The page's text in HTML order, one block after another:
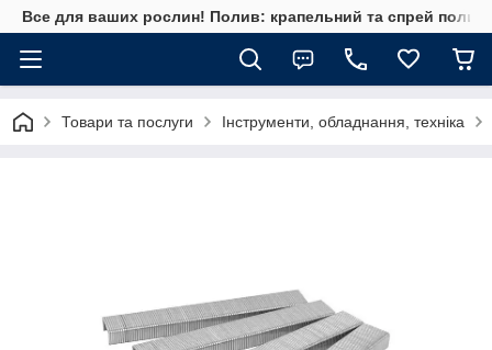
Все для ваших рослин! Полив: крапельний та спрей полив,
Товари та послуги Інструменти, обладнання, техніка